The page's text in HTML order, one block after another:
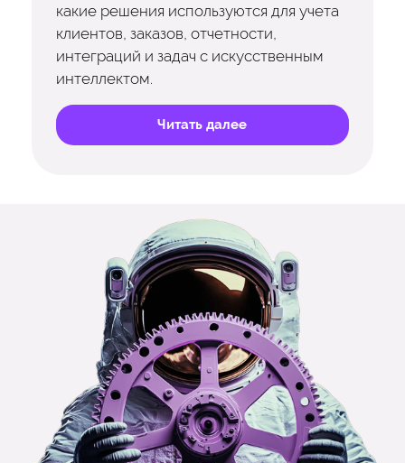
какие решения используются для учета
клиентов, заказов, отчетности,
интеграций и задач с искусственным
интеллектом.
Читать далее